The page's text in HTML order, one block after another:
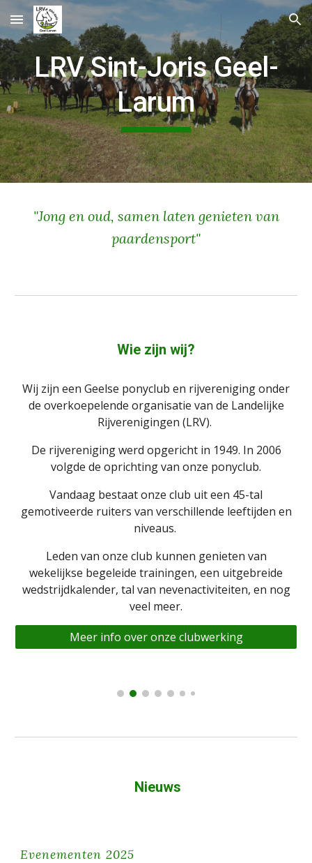
Skip to main content Skip to navigation
LRV Sint-Joris Geel-
Larum
"Jong en oud, samen laten genieten van
paardensport"
Wie zijn wij?
Wij zijn een Geelse ponyclub en rijvereniging onder
de overkoepelende organisatie van de Landelijke
Rijverenigingen (LRV).
De rijvereniging werd opgericht in 1949. In 2006
volgde de oprichting van onze ponyclub.
Vandaag bestaat onze club uit een 45-tal
gemotiveerde ruiters van verschillende leeftijden en
niveaus.
Leden van onze club kunnen genieten van
wekelijkse begeleide trainingen, een uitgebreide
wedstrijdkalender, tal van nevenactiviteiten, en nog
veel meer.
Meer info over onze clubwerking
Nieuws
Evenementen 2025